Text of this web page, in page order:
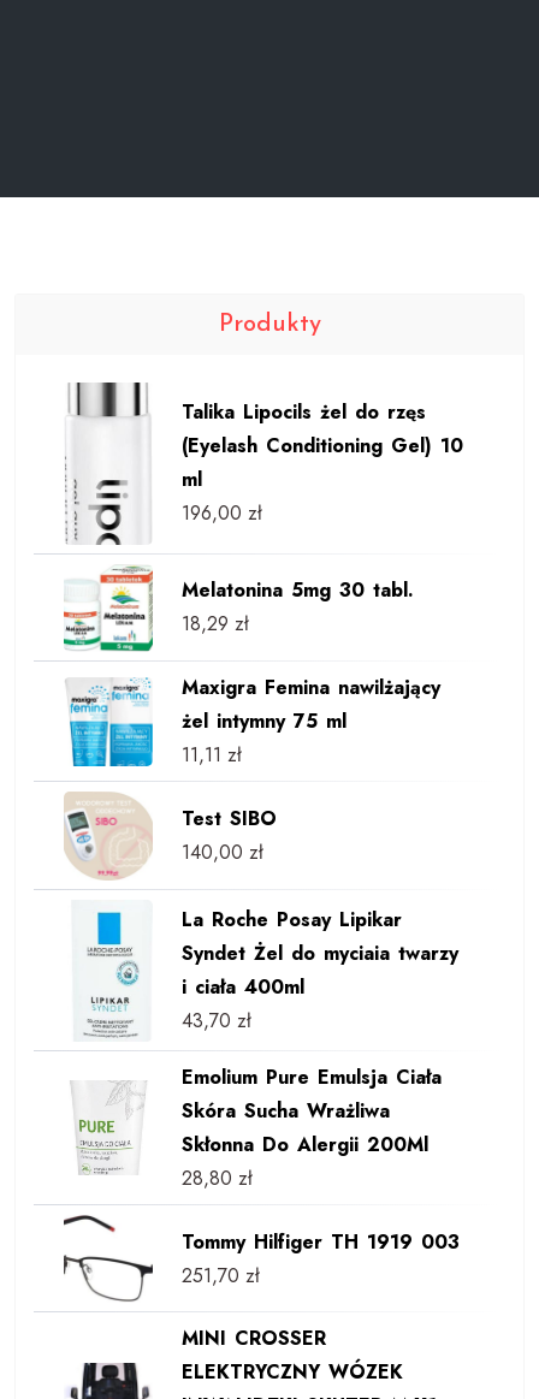
Produkty
Talika Lipocils żel do rzęs
(Eyelash Conditioning Gel) 10
ml
196,00 zł
Melatonina 5mg 30 tabl.
18,29 zł
Maxigra Femina nawilżający
żel intymny 75 ml
11,11 zł
Test SIBO
140,00 zł
La Roche Posay Lipikar
Syndet Żel do myciaia twarzy
i ciała 400ml
43,70 zł
Emolium Pure Emulsja Ciała
Skóra Sucha Wrażliwa
Skłonna Do Alergii 200Ml
28,80 zł
Tommy Hilfiger TH 1919 003
251,70 zł
MINI CROSSER
ELEKTRYCZNY WÓZEK